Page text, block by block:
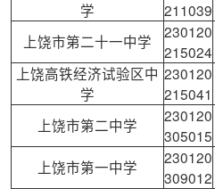
学
211039
上饶市第二十一中学
230120
215024
上饶高铁经济试验区中
学
230120
215041
上饶市第二中学
230120
305015
上饶市第一中学
230120
309012